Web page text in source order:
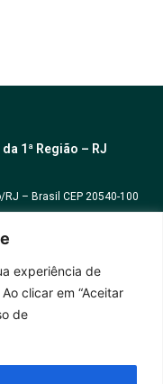
experiência de
clicar em “Aceitar
de
1ª Região – RJ
– Brasil CEP 20540-100